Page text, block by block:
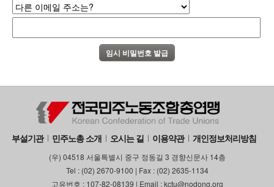
부설기관 민주노총 소개 오시는 길 이용약관 개인정보처리방침
(우) 04518 서울특별시 중구 정동길 3 경향신문사 14층
Tel : (02) 2670-9100 | Fax : (02) 2635-1134
고유번호 : 107-82-08139 | Email : kctu@nodong.org